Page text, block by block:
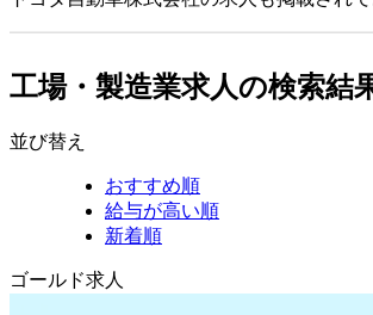
工場・製造業求人の検索結
並び替え
おすすめ順
給与が高い順
新着順
ゴールド求人